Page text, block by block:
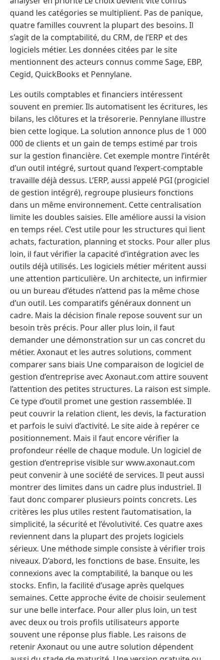
quand les catégories se multiplient. Pas de panique,
quatre familles couvrent la plupart des besoins. Il
s’agit de la comptabilité, du CRM, de l’ERP et des
logiciels métier. Les données citées par le site
mentionnent des acteurs connus comme Sage, EBP,
Cegid, QuickBooks et Pennylane.
Les outils comptables et financiers intéressent
souvent en premier. Ils automatisent les écritures, les
bilans, les clôtures et la trésorerie. Pennylane illustre
bien cette logique. La solution annonce plus de 1 000
000 de clients et un gain de temps estimé par trois
sur la gestion financière. Cet exemple montre l’intérêt
d’un outil intégré, surtout quand l’expert-comptable
travaille déjà dessus. L’ERP, aussi appelé PGI (progiciel
de gestion intégré), regroupe plusieurs fonctions
dans un même environnement. Cette centralisation
limite les doubles saisies. Elle améliore aussi la vision
en temps réel. C’est utile pour les structures qui lient
achats, facturation, planning et stocks. Pour aller plus
loin, il faut vérifier la capacité d’intégration avec les
outils déjà utilisés. Les logiciels métier méritent aussi
une attention particulière. Un architecte, un infirmier
ou un bureau d’études n’attend pas la même chose
d’un outil. Les comparatifs généraux donnent un
cadre. Mais la décision finale repose souvent sur un
besoin très précis. Pour aller plus loin, il faut
demander une démonstration sur un cas concret du
métier. Axonaut et les autres solutions, comment
comparer sans biais Une comparaison de logiciel de
gestion d’entreprise avec Axonaut.com attire souvent
l’attention des petites structures. La raison est simple.
Ce type d’outil promet une gestion rassemblée. Il
peut couvrir la relation client, les devis, la facturation
et parfois le suivi d’activité. Le site aide à repérer ce
positionnement. Mais il faut encore vérifier la
profondeur réelle de chaque module. Un logiciel de
gestion d’entreprise visible sur www.axonaut.com
peut convenir à une société de services. Il peut aussi
montrer des limites dans un cadre plus industriel. Il
faut donc comparer plusieurs points concrets. Les
critères les plus utiles restent l’automatisation, la
simplicité, la sécurité et l’évolutivité. Ces quatre axes
reviennent dans la plupart des projets logiciels
sérieux. Une méthode simple consiste à vérifier trois
niveaux. D’abord, les fonctions de base. Ensuite, les
connexions avec la comptabilité, la banque ou les
stocks. Enfin, la facilité d’usage après quelques
semaines. Cette approche évite de choisir seulement
sur une belle interface. Pour aller plus loin, un test
avec deux ou trois profils utilisateurs apporte
souvent une réponse plus fiable. Les raisons de
retenir Axonaut ou une autre solution dépendent